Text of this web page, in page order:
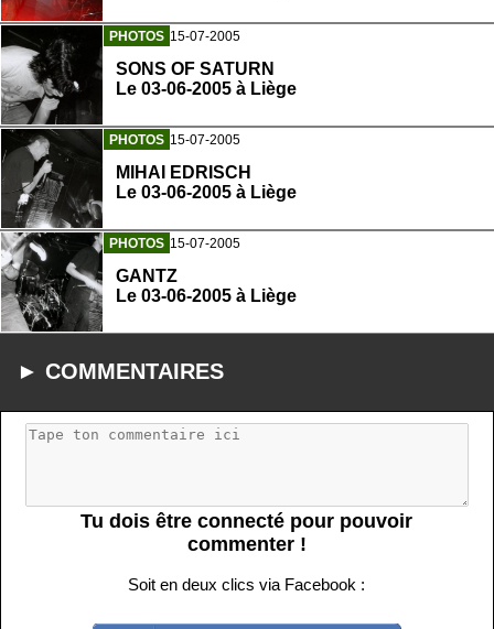
PHOTOS 15-07-2005
SONS OF SATURN
Le 03-06-2005 à Liège
PHOTOS 15-07-2005
MIHAI EDRISCH
Le 03-06-2005 à Liège
PHOTOS 15-07-2005
GANTZ
Le 03-06-2005 à Liège
► COMMENTAIRES
Tu dois être connecté pour pouvoir
commenter !
Soit en deux clics via Facebook :